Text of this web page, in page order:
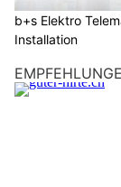
b+s Elektro
Installation